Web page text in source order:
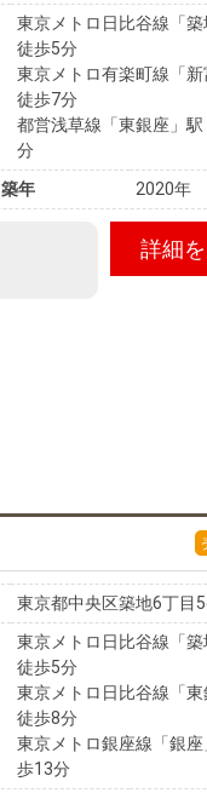
東京メトロ日比谷線「築
徒歩5分
東京メトロ有楽町線「新
徒歩7分
都営浅草線「東銀座」駅
分
築年 2020年
詳細
東京都中央区築地6丁目
東京メトロ日比谷線「築
徒歩5分
東京メトロ日比谷線「東
徒歩8分
東京メトロ銀座線「銀座
歩13分